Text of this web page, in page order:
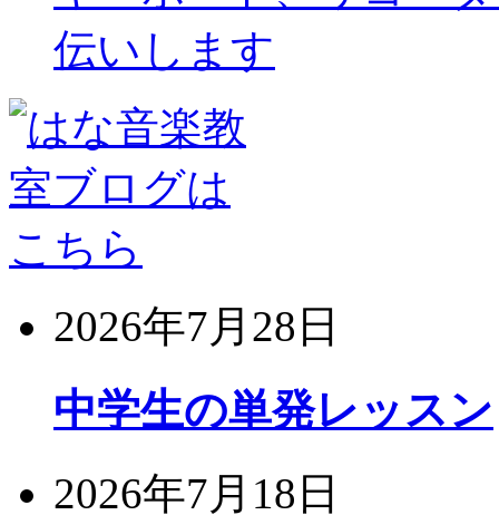
伝いします
2026年7月28日
中学生の単発レッスン
2026年7月18日